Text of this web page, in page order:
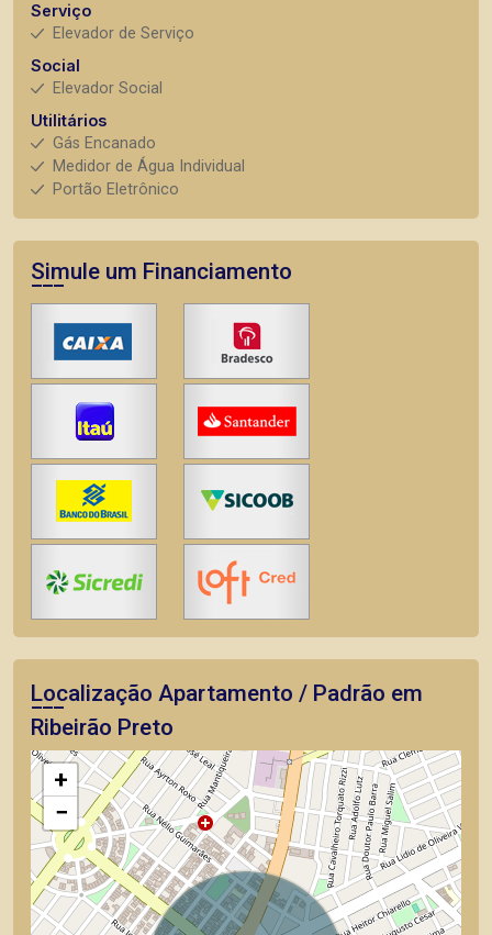
Serviço
Elevador de Serviço
Social
Elevador Social
Utilitários
Gás Encanado
Medidor de Água Individual
Portão Eletrônico
Simule um Financiamento
Localização Apartamento / Padrão em
Ribeirão Preto
+
−